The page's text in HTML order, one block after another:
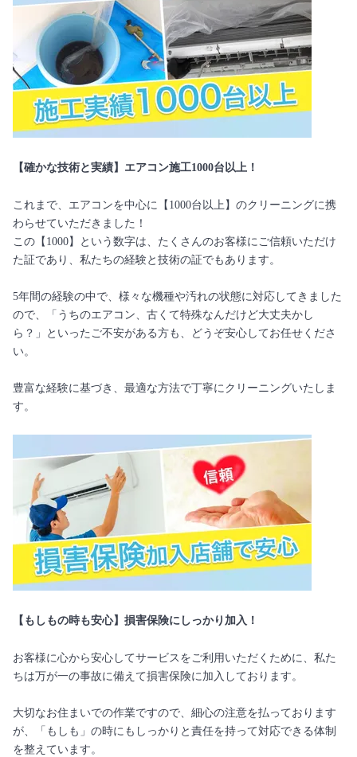
【確かな技術と実績】エアコン施工1000台以上！
これまで、エアコンを中心に【1000台以上】のクリーニングに携
わらせていただきました！
この【1000】という数字は、たくさんのお客様にご信頼いただけ
た証であり、私たちの経験と技術の証でもあります。
5年間の経験の中で、様々な機種や汚れの状態に対応してきました
ので、「うちのエアコン、古くて特殊なんだけど大丈夫かし
ら？」といったご不安がある方も、どうぞ安心してお任せくださ
い。
豊富な経験に基づき、最適な方法で丁寧にクリーニングいたしま
す。
【もしもの時も安心】損害保険にしっかり加入！
お客様に心から安心してサービスをご利用いただくために、私た
ちは万が一の事故に備えて損害保険に加入しております。
大切なお住まいでの作業ですので、細心の注意を払っております
が、「もしも」の時にもしっかりと責任を持って対応できる体制
を整えています。